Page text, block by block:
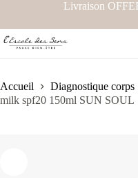
Livraison
Accueil Diagnostique corps
milk spf20 150ml SUN SOUL